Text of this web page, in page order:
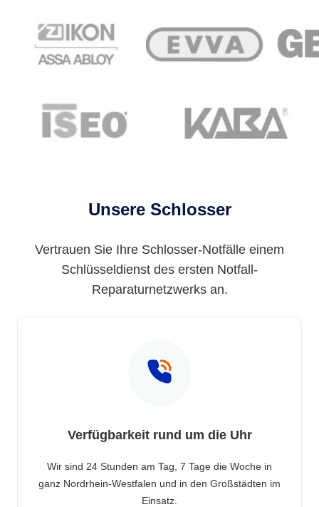
Unsere Schlosser
Vertrauen Sie Ihre Schlosser-Notfälle einem
Schlüsseldienst des ersten Notfall-
Reparaturnetzwerks an.
Verfügbarkeit rund um die Uhr
Wir sind 24 Stunden am Tag, 7 Tage die Woche in
ganz Nordrhein-Westfalen und in den Großstädten im
Einsatz.